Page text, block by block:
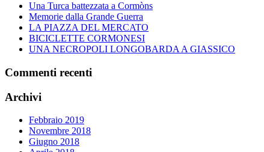
Una Turca battezzata a Cormòns
Memorie dalla Grande Guerra
LA PIAZZA DEL MERCATO
BICICLETTE CORMONESI
UNA NECROPOLI LONGOBARDA A GIASSICO
Commenti recenti
Archivi
Febbraio 2019
Novembre 2018
Giugno 2018